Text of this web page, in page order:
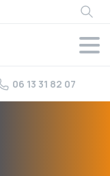
06 13 31 82 07